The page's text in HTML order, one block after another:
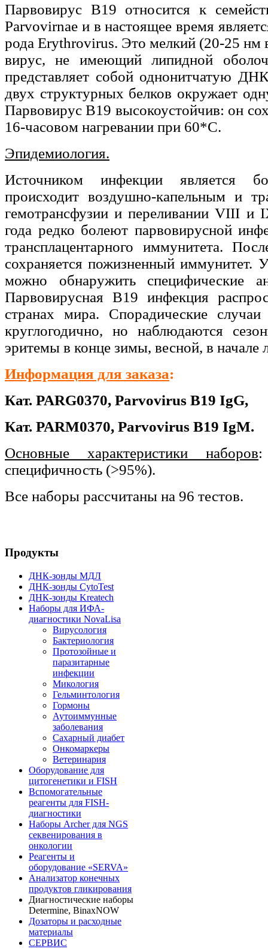
Парвовирус В19 относится к
Parvovirnae и в настоящее время
рода Erythrovirus. Это мелкий (20-25
вирус, не имеющий липидной
представляет собой однонитчатую
двух структурных белков окружает
Парвовирус В19 высокоустойчив: он
16-часовом нагревании при 60*С.
Эпидемиология.
Источником инфекции является
происходит воздушно-капельным и
гемотрансфузии и переливании VIII и
года редко болеют парвовирусной
трансплацентарного иммунитета.
сохраняется пожизненный иммунитет.
можно обнаружить специфические
Парвовирусная В19 инфекция
странах мира. Спорадические случаи
круглогодично, но наблюдаются
эритемы в конце зимы, весной, в начале
Информация для заказа:
Кат. PARG0370, Parvovirus B19 IgG,
Кат. PARM0370, Parvovirus B19 IgM.
Основные характеристики наборов:
специфичность (>95%).
Все наборы рассчитаны на 96 тестов.
Продукты
ДНК-зонды МДЛ
ДНК-зонды CytoTest
ДНК-зонды Kreatech
Наборы для ИФА-
диагностики NovaLisa
Вирусология
Бактериология
Протозойные и
паразитарные
инфекции
Микология
Гельминтология
Гормоны
Аутоиммунные
заболевания
Сахарный диабет
Онкомаркеры
Ветеринария
Оборудование для
цитогенетики и FISH
Вспомогательные
реагенты для FISH-
диагностики
Наборы Archer для NGS
секвенирования в
онкологии
Реагенты и
оборудование «SERVA»
Анализатор конечных
продуктов гликирования
Диагностические наборы
Determine, BinaxNOW
Дозаторы и расходные
материалы
СЕРВИС